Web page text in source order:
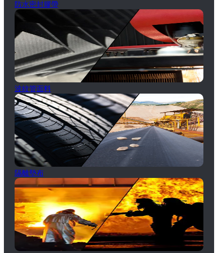
防水密封膠帶
波紋管面料
隔離墊布